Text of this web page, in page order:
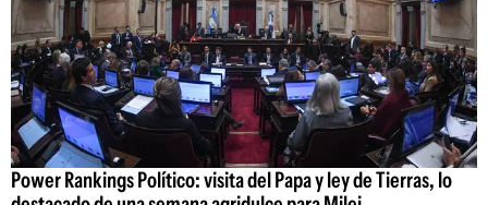
Power Rankings Político: visita del Papa y ley de Tierras, lo